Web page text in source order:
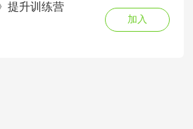
提升训练营
加入